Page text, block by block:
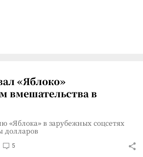
«Яблоко»
вмешательства в
«Яблока» в зарубежных соцсетях
долларов
5